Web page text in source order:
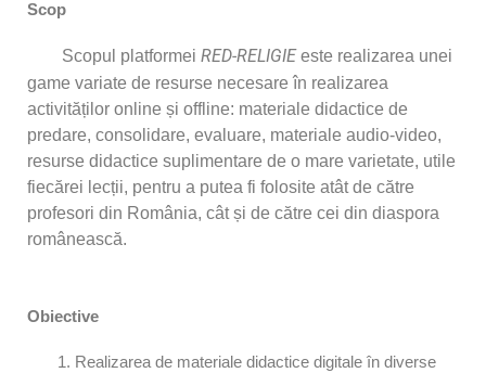
Scop
Scopul platformei RED-RELIGIEeste realizarea unei
game variate de resurse necesare în realizarea
activităților online și offline: materiale didactice de
predare, consolidare, evaluare, materiale audio-video,
resurse didactice suplimentare de o mare varietate, utile
fiecărei lecții, pentru a putea fi folosite atât de către
profesori din România, cât și de către cei din diaspora
românească.
Obiective
Realizarea de materiale didactice digitale în diverse